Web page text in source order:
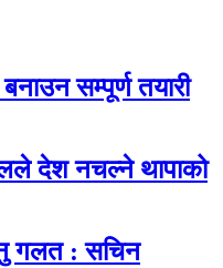
सम्पूर्ण तयारी
देश नचल्ने थापाको
गलत : सचिन